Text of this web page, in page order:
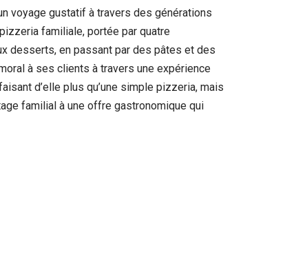
voyage gustatif à travers des générations
familiale, portée par quatre
desserts, en passant par des pâtes et des
à ses clients à travers une expérience
d’elle plus qu’une simple pizzeria, mais
familial à une offre gastronomique qui